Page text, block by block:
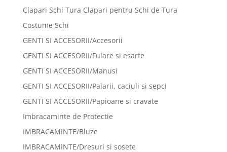
Clapari Schi Tura Clapari pentru Schi de Tura
Costume Schi
GENTI SI ACCESORII/Accesorii
GENTI SI ACCESORII/Fulare si esarfe
GENTI SI ACCESORII/Manusi
GENTI SI ACCESORII/Palarii, caciuli si sepci
GENTI SI ACCESORII/Papioane si cravate
Imbracaminte de Protectie
IMBRACAMINTE/Bluze
IMBRACAMINTE/Dresuri si sosete